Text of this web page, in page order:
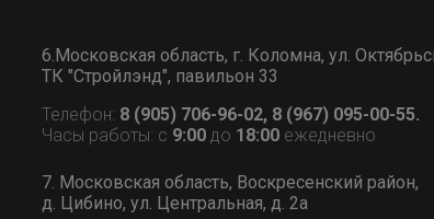
6.Московская область, г. Коломна, ул.
ТК "Стройлэнд", павильон 33
Телефон: 8 (905) 706-96-02, 8 (967) 095-00-55.
Часы работы: с 9:00 до 18:00 ежедневно
7. Московская область, Воскресенский район,
д. Цибино, ул. Центральная, д. 2а